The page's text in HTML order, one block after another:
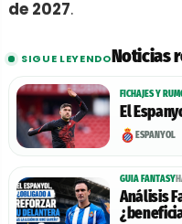
de 2027.
SIGUE LEYENDONoticias
FICHAJES Y
El
ESPANYOL
GUIA FANTASY
Análisis